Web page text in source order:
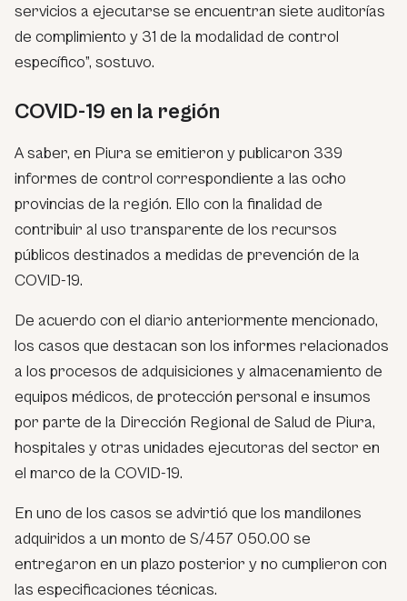
servicios a ejecutarse se encuentran siete auditorías
de complimiento y 31 de la modalidad de control
específico”, sostuvo.
COVID-19 en la región
A saber, en Piura se emitieron y publicaron 339
informes de control correspondiente a las ocho
provincias de la región. Ello con la finalidad de
contribuir al uso transparente de los recursos
públicos destinados a medidas de prevención de la
COVID-19.
De acuerdo con el diario anteriormente mencionado,
los casos que destacan son los informes relacionados
a los procesos de adquisiciones y almacenamiento de
equipos médicos, de protección personal e insumos
por parte de la Dirección Regional de Salud de Piura,
hospitales y otras unidades ejecutoras del sector en
el marco de la COVID-19.
En uno de los casos se advirtió que los mandilones
adquiridos a un monto de S/457 050.00 se
entregaron en un plazo posterior y no cumplieron con
las especificaciones técnicas.